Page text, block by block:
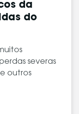
da
do
severas
outros